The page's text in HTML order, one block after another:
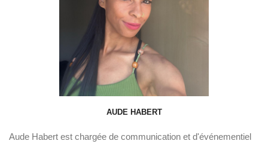
AUDE HABERT
Aude Habert est chargée de communication et d'événementiel